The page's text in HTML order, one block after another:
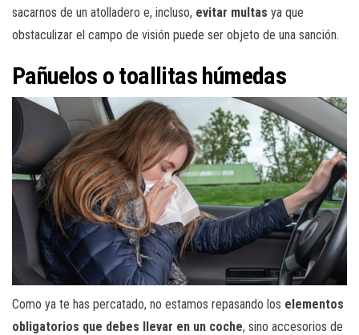
sacarnos de un atolladero e, incluso, evitar multas ya que
obstaculizar el campo de visión puede ser objeto de una sanción.
Pañuelos o toallitas húmedas
Como ya te has percatado, no estamos repasando los elementos
obligatorios que debes llevar en un coche, sino accesorios de